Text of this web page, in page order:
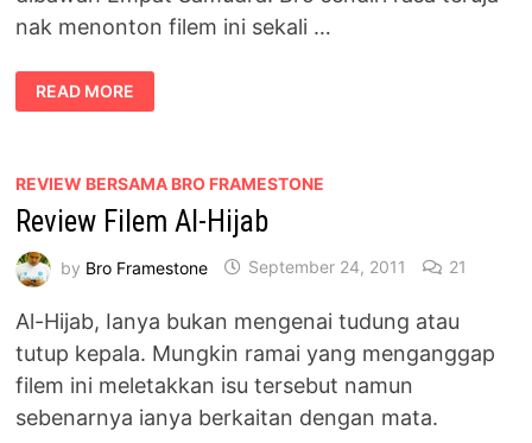
nak menonton filem ini sekali …
GAMBAR
SEKITAR
MAJLIS
SIDANG
FILEM
CHANTEK
READ MORE
REVIEW BERSAMA BRO FRAMESTONE
Review Filem Al-Hijab
by Bro Framestone September 24, 2011 21
Al-Hijab, Ianya bukan mengenai tudung atau
tutup kepala. Mungkin ramai yang menganggap
filem ini meletakkan isu tersebut namun
sebenarnya ianya berkaitan dengan mata.